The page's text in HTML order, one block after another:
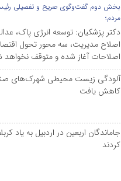
بخش دوم گفت‌وگوی صریح و تفصیلی
مردم؛
دکتر پزشکیان: توسعه انرژی پاک،
اصلاح مدیریت، سه محور تحول
اصلاحات آغاز شده و متوقف نخواهد
آلودگی زیست محیطی شهرک‌های
کاهش یافت
جاماندگان اربعین در اردبیل به یاد
کردند